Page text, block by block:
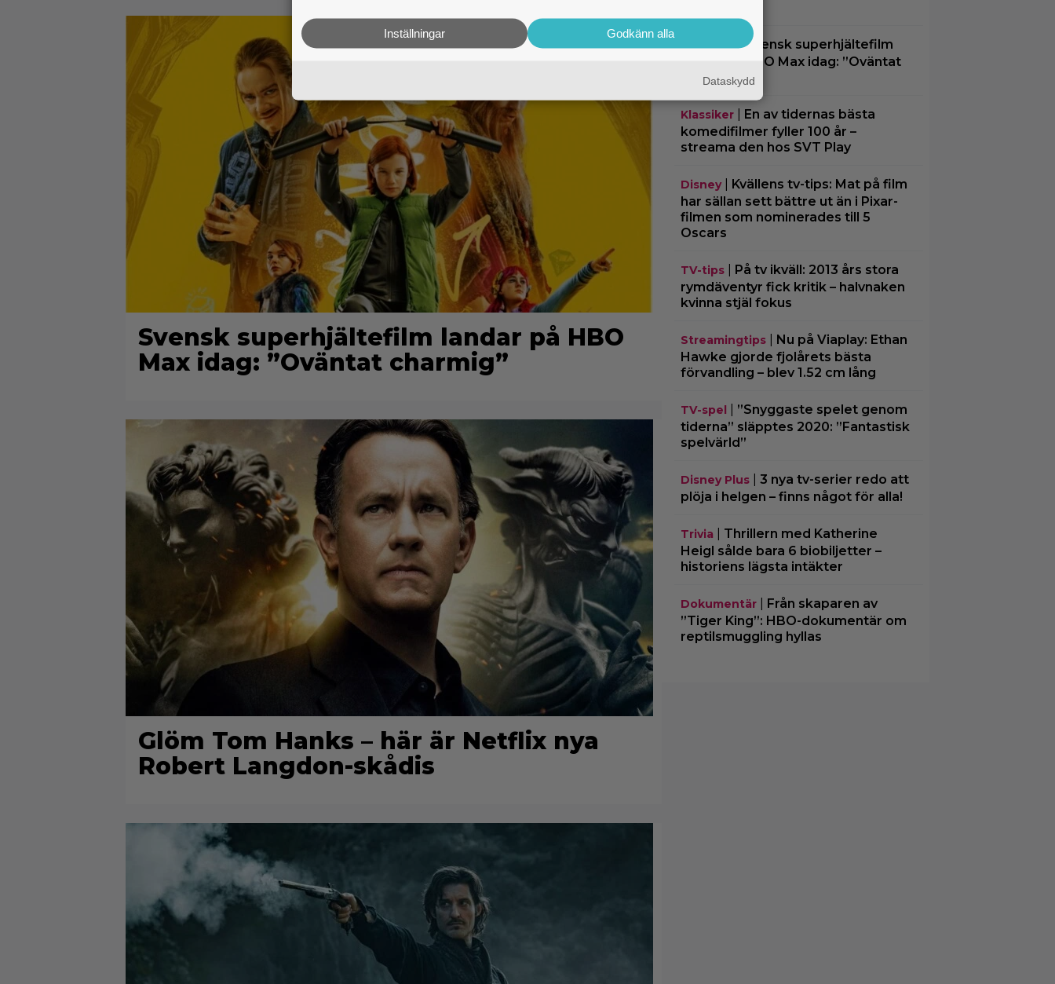
Svensk superhjältefilm landar på HBO
Max idag: ”Oväntat charmig”
Glöm Tom Hanks – här är Netflix nya
Robert Langdon-skådis
HBO Max|Svensk superhjältefilm
landar på HBO Max idag: ”Oväntat
charmig”
Klassiker| En av tidernas bästa
komedifilmer fyller 100 år –
streama den hos SVT Play
Disney| Kvällens tv-tips: Mat på film
har sällan sett bättre ut än i Pixar-
filmen som nominerades till 5
Oscars
TV-tips| På tv ikväll: 2013 års stora
rymdäventyr fick kritik – halvnaken
kvinna stjäl fokus
Streamingtips| Nu på Viaplay: Ethan
Hawke gjorde fjolårets bästa
förvandling – blev 1.52 cm lång
TV-spel
”Snyggaste spelet genom
tiderna” släpptes 2020: ”Fantastisk
spelvärld”
Disney Plus| 3 nya tv-serier redo att
plöja i helgen – finns något för alla!
Trivia
Thrillern med Katherine
Heigl sålde bara 6 biobiljetter –
historiens lägsta intäkter
Dokumentär| Från skaparen av
”Tiger King”: HBO-dokumentär om
reptilsmuggling hyllas
Godkänn alla
Inställningar
Dataskydd